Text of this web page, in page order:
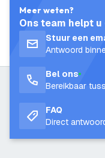
Meer weten?
Ons team helpt
Stuur een
Antwoord
Bel ons
Bereikbaar
FAQ
Direct